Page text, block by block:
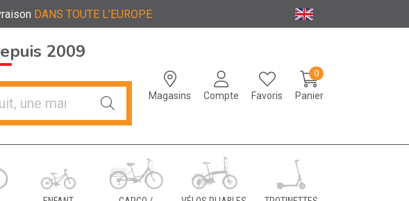
DANS TOUTE L’EUROPE
Magasins Compte Favoris Panier
0
2009